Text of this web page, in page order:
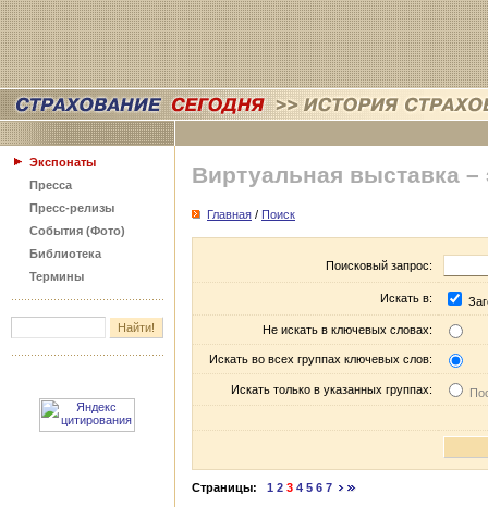
Экспонаты
Пресса
Пресс-релизы
События (Фото)
Библиотека
Термины
Виртуальная выставка –
Главная / Поиск
Поисковый запрос:
Искать в:
Не искать в ключевых словах:
Искать во всех группах ключевых слов:
Искать только в указанных группах:
Страницы: 1 2 3 4 5 6 7